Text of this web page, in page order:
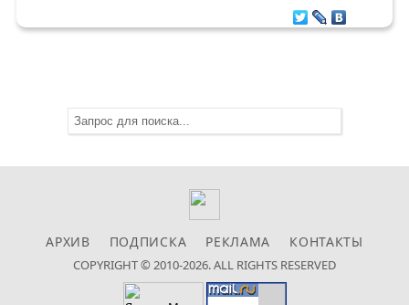
АРХИВ ПОДПИСКА РЕКЛАМА КОНТАКТЫ
COPYRIGHT © 2010-2026. ALL RIGHTS RESERVED